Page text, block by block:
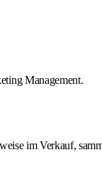
Management.
im Verkauf,